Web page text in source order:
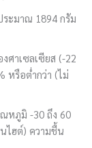
ะมาณ 1894 กรัม
ศาเซลเซียส (-22
หรือต่ำกว่า (ไม่
หภูมิ -30 ถึง 60
ไฮต์) ความชื้น